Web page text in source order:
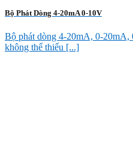
Bộ Phát Dòng 4-20mA 0-10V
Bộ phát dòng 4-20mA, 0-
không thể thiếu [...]